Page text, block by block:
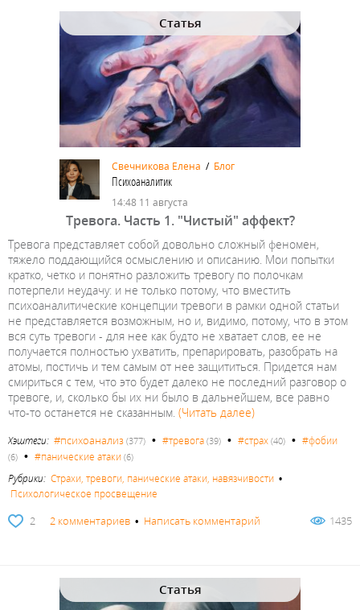
Статья
Свечникова Елена / Блог
Психоаналитик
14:48 11 августа
Тревога. Часть 1. "Чистый" аффект?
Тревога представляет собой довольно сложный феномен,
тяжело поддающийся осмыслению и описанию. Мои попытки
кратко, четко и понятно разложить тревогу по полочкам
потерпели неудачу: и не только потому, что вместить
психоаналитические концепции тревоги в рамки одной статьи
не представляется возможным, но и, видимо, потому, что в этом
вся суть тревоги - для нее как будто не хватает слов, ее не
получается полностью ухватить, препарировать, разобрать на
атомы, постичь и тем самым от нее защититься. Придется нам
смириться с тем, что это будет далеко не последний разговор о
тревоге, и, сколько бы их ни было в дальнейшем, все равно
что-то останется не сказанным. (Читать далее)
Хэштеги: #психоанализ (377) • #тревога (39) • #страх (40) • #фобии
(6) • #панические атаки (6)
Рубрики: Страхи, тревоги, панические атаки, навязчивости •
Психологическое просвещение
2 2 комментариев • Написать комментарий 1435
Статья